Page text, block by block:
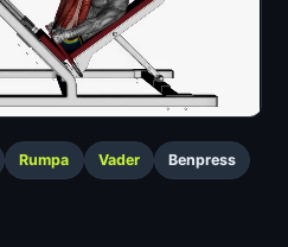
Rumpa Vader Benpress